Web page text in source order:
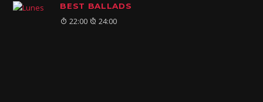
BEST BALLADS
22:00 24:00